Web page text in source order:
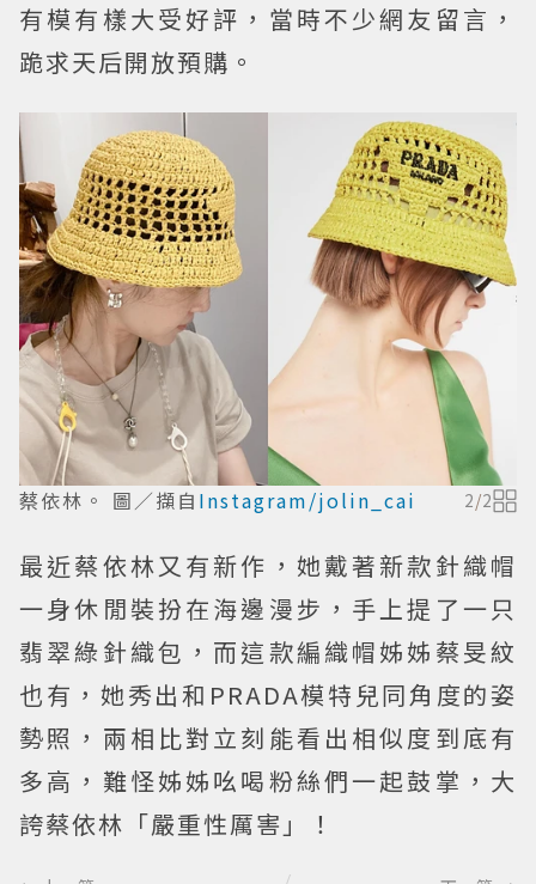
有模有樣大受好評，當時不少網友留言，
跪求天后開放預購。
蔡依林。 圖／擷自 Instagram/jolin_cai 2/2
最近蔡依林又有新作，她戴著新款針織帽
一身休閒裝扮在海邊漫步，手上提了一只
翡翠綠針織包，而這款編織帽姊姊蔡旻紋
也有，她秀出和PRADA模特兒同角度的姿
勢照，兩相比對立刻能看出相似度到底有
多高，難怪姊姊吆喝粉絲們一起鼓掌，大
誇蔡依林「嚴重性厲害」！